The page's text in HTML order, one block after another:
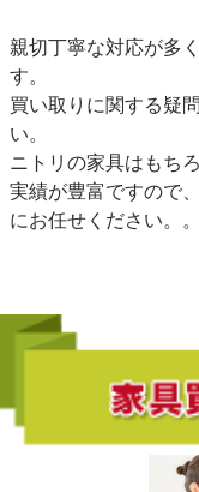
親切丁寧な対応が多
す。
買い取りに関する疑
い。
ニトリの家具はもち
実績が豊富ですので
にお任せください。。